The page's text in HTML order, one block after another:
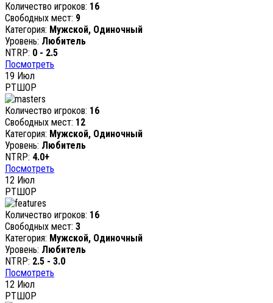
Количество игроков: 16
Свободных мест: 9
Категория: Мужской, Одиночный
Уровень: Любитель
NTRP: 0 - 2.5
Посмотреть
19 Июл
РТШОР
Количество игроков: 16
Свободных мест: 12
Категория: Мужской, Одиночный
Уровень: Любитель
NTRP: 4.0+
Посмотреть
12 Июл
РТШОР
Количество игроков: 16
Свободных мест: 3
Категория: Мужской, Одиночный
Уровень: Любитель
NTRP: 2.5 - 3.0
Посмотреть
12 Июл
РТШОР